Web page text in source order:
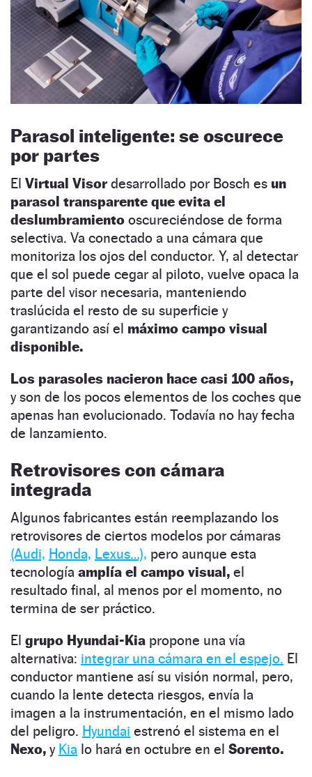
Parasol inteligente: se oscurece
por partes
El Virtual Visordesarrollado por Bosch es un
parasol transparente que evita el
deslumbramiento oscureciéndose de forma
selectiva. Va conectado a una cámara que
monitoriza los ojos del conductor. Y, al detectar
que el sol puede cegar al piloto, vuelve opaca la
parte del visor necesaria, manteniendo
traslúcida el resto de su superficie y
garantizando así el máximo campo visual
disponible.
Los parasoles nacieron hace casi 100 años,
y son de los pocos elementos de los coches que
apenas han evolucionado. Todavía no hay fecha
de lanzamiento.
Retrovisores con cámara
integrada
Algunos fabricantes están reemplazando los
retrovisores de ciertos modelos por cámaras
(Audi, Honda, Lexus…), pero aunque esta
tecnología amplía el campo visual, el
resultado final, al menos por el momento, no
termina de ser práctico.
El grupo Hyundai-Kia propone una vía
alternativa: integrar una cámara en el espejo. El
conductor mantiene así su visión normal, pero,
cuando la lente detecta riesgos, envía la
imagen a la instrumentación, en el mismo lado
del peligro. Hyundai estrenó el sistema en el
Nexo, y Kia lo hará en octubre en el Sorento.